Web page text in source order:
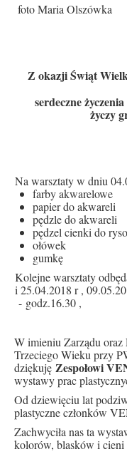
foto Maria Olszówka
Z okazji Świąt
serdeczne
życzy
Na warsztaty w dniu
farby akwarelowe
papier do akwareli
pędzle do akwareli
pędzel cienki do
ołówek
gumkę
Kolejne warsztaty
i 25.04.2018 r ,
- godz.16.30 ,
W imieniu Zarządu oraz
Trzeciego Wieku przy
dziękuję Zespołowi
wystawy prac
Od dziewięciu lat
plastyczne członków
Zachwyciła nas ta
kolorów, blasków i cieni